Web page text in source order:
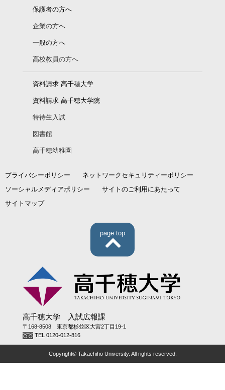
保護者の方へ
企業の方へ
一般の方へ
高校教員の方へ
資料請求 高千穂大学
資料請求 高千穂大学院
特待生入試
図書館
高千穂幼稚園
プライバシーポリシー
ネットワークセキュリティーポリシー
ソーシャルメディアポリシー
サイトのご利用にあたって
サイトマップ
page top
高千穂大学 入試広報課
〒168-8508 東京都杉並区大宮2丁目19-1
TEL 0120-012-816
Copyright© Takachiho University. All rights reserved.